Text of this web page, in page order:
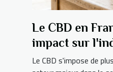
Le CBD en
impact sur
bien-être ?
Le CBD s'impose de